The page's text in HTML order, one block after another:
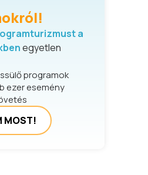
a
egyetlen
programok
ezer esemény
MOST!